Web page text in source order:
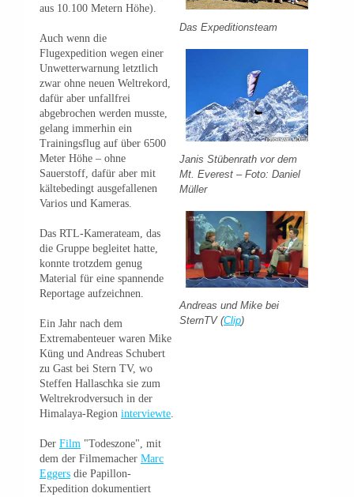
aus 10.100 Metern Höhe).
Auch wenn die
Flugexpedition wegen einer
Unwetterwarnung letztlich
zwar ohne neuen Weltrekord,
dafür aber unfallfrei
abgebrochen werden musste,
gelang immerhin ein
Trainingsflug auf über 6500
Meter Höhe – ohne
Sauerstoff, dafür aber mit
kältebedingt ausgefallenen
Varios und Kameras.
Das RTL-Kamerateam, das
die Gruppe begleitet hatte,
konnte trotzdem genug
Material für eine spannende
Reportage aufzeichnen.
Ein Jahr nach dem
Extremabenteuer waren Mike
Küng und Andreas Schubert
zu Gast bei Stern TV, wo
Steffen Hallaschka sie zum
Weltrekrodversuch in der
Himalaya-Region interviewte.
Der Film "Todeszone", mit
dem der Filmemacher Marc
Eggers die Papillon-
Expedition dokumentiert
Das Expeditionsteam
Janis Stübenrath vor dem
Mt. Everest – Foto: Daniel
Müller
Andreas und Mike bei
SternTV (Clip)